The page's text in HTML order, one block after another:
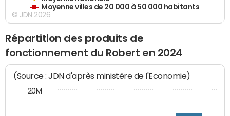
Moyenne villes de 20 000 à 50 000 habitants
© JDN 2026
Répartition des produits de
fonctionnement du Robert en 2024
(Source : JDN d'après ministère de l'Economie)
20M